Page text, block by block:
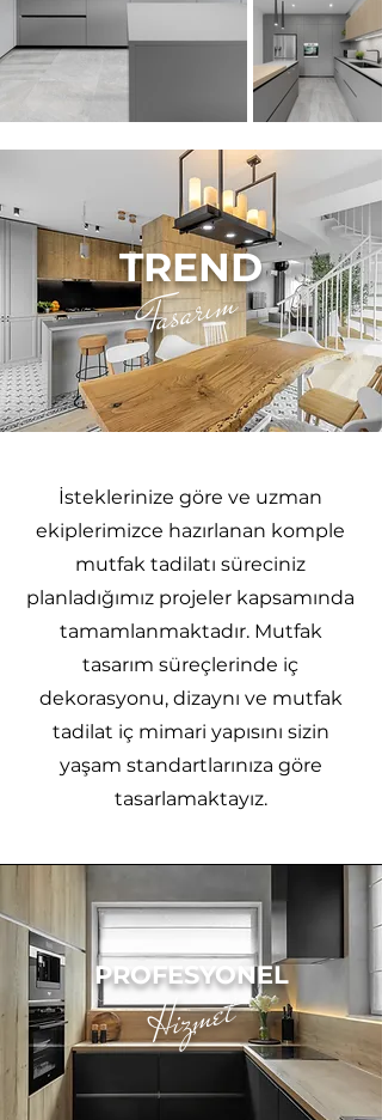
Tasarım
TREND
İsteklerinize göre ve uzman
ekiplerimizce hazırlanan komple
mutfak tadilatı süreciniz
planladığımız projeler kapsamında
tamamlanmaktadır. Mutfak
tasarım süreçlerinde iç
dekorasyonu, dizaynı ve mutfak
tadilat iç mimari yapısını sizin
yaşam standartlarınıza göre
tasarlamaktayız.
Hizmet
PROFESYONEL